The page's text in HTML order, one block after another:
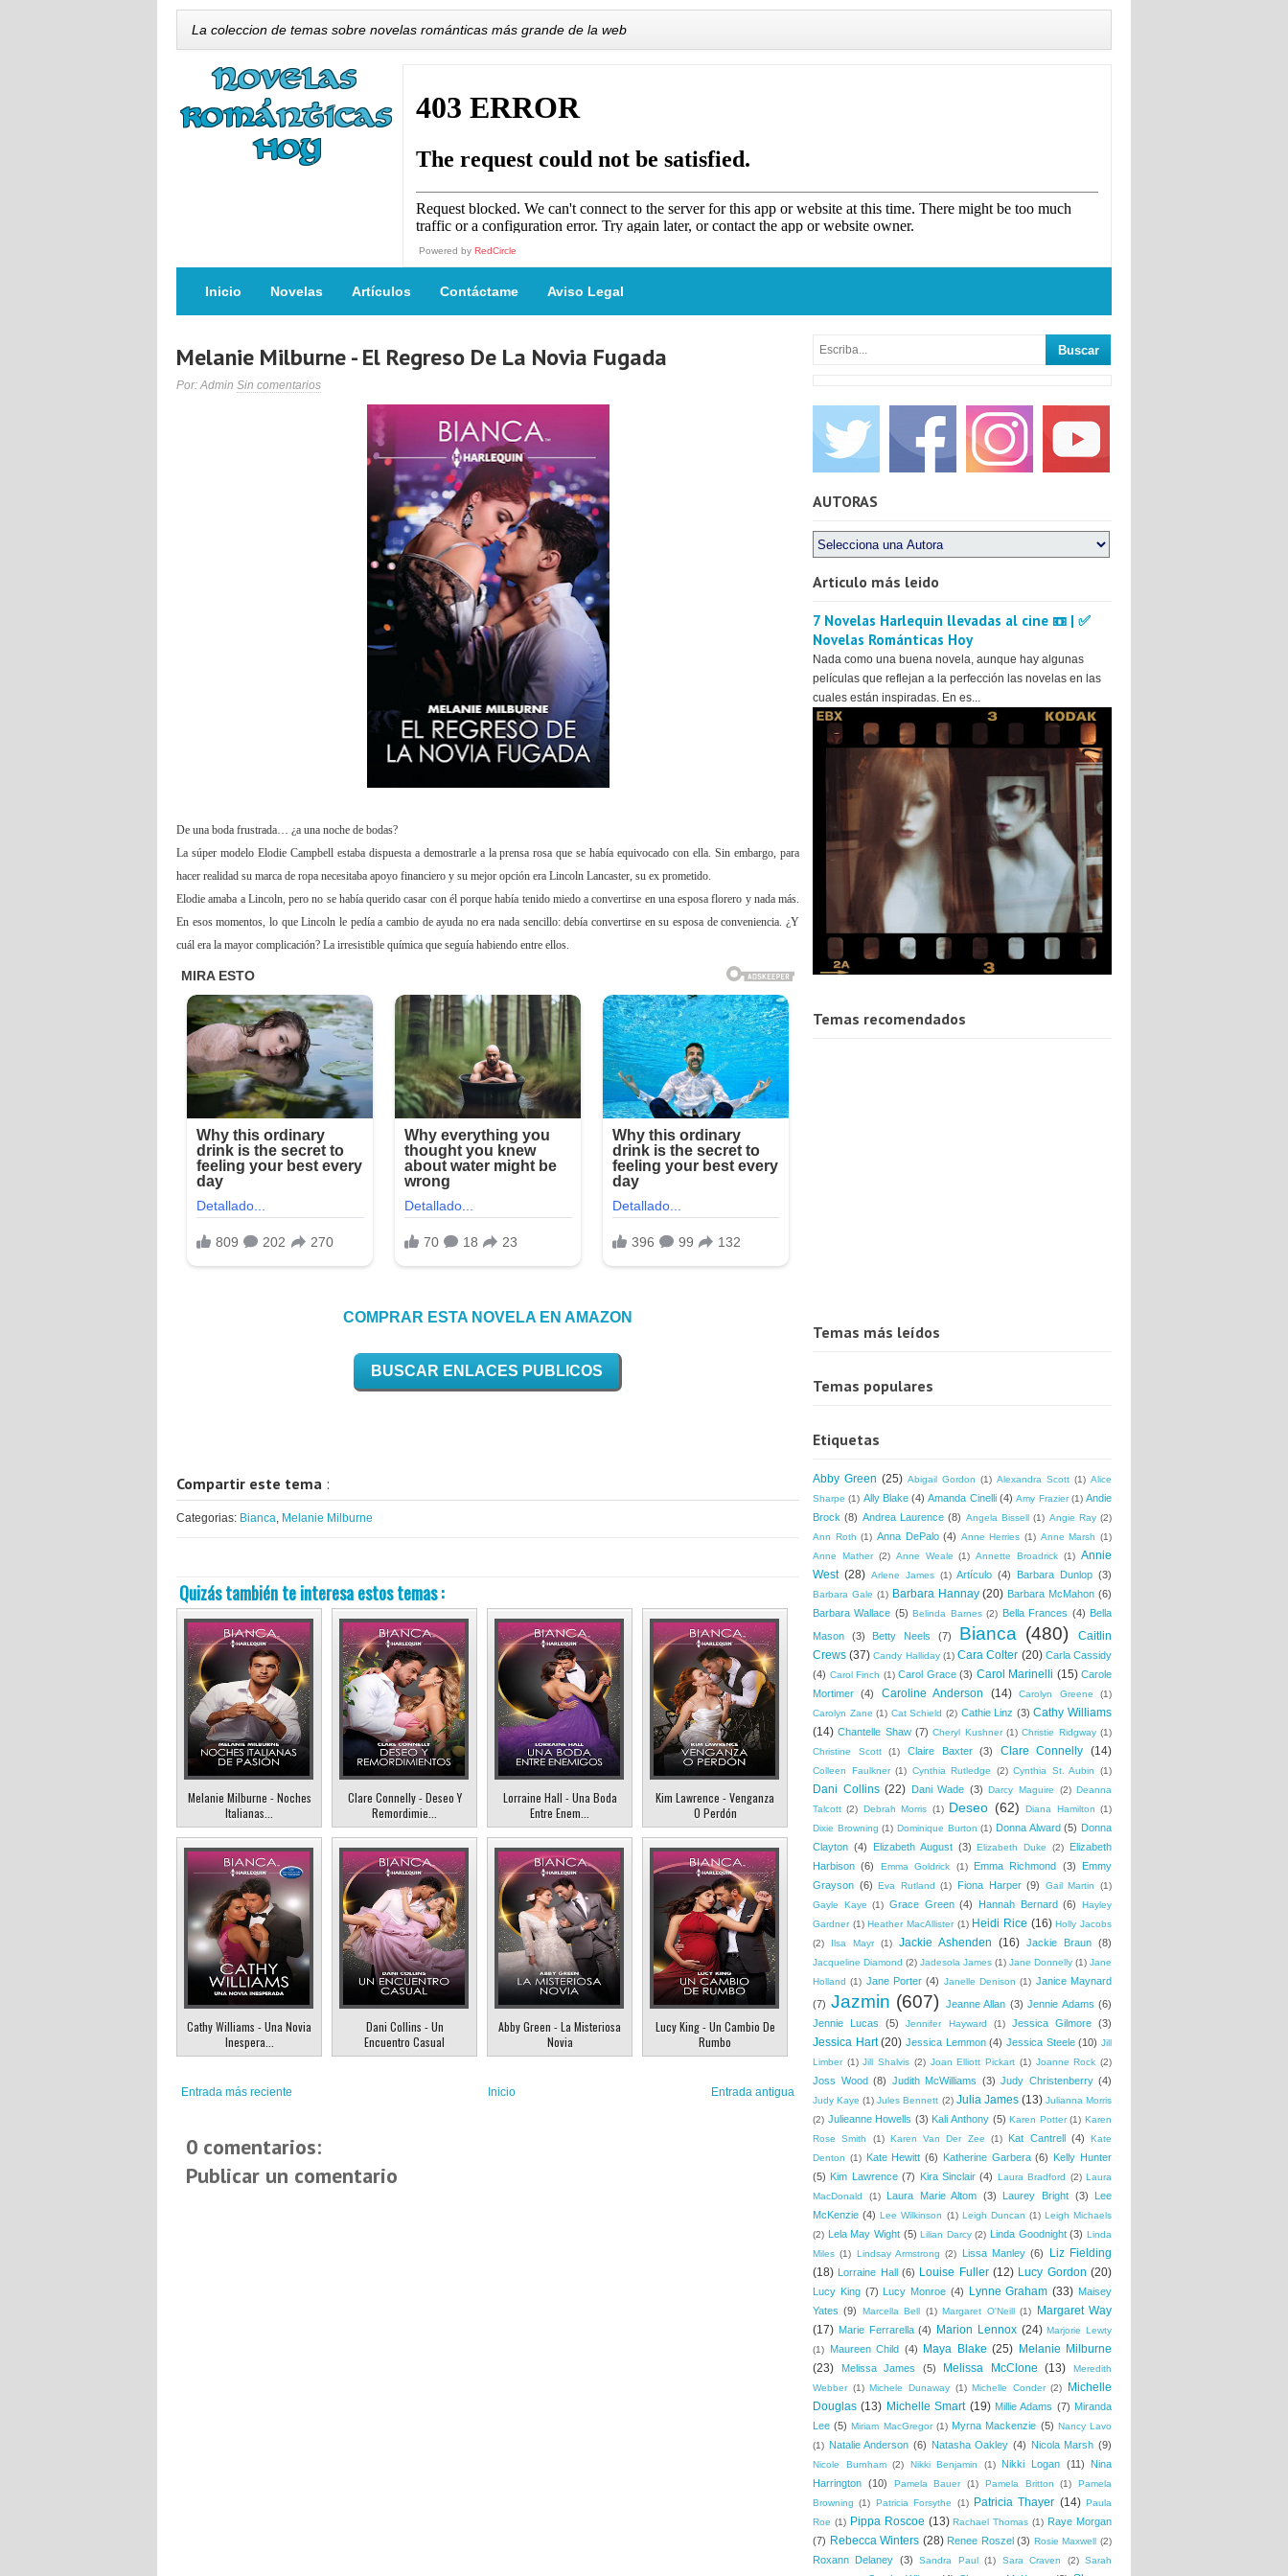
La coleccion de temas sobre novelas románticas más grande de la web
Powered by RedCircle
Inicio Novelas Artículos Contáctame Aviso Legal
Melanie Milburne - El Regreso De La Novia Fugada
Por: Admin Sin comentarios
De una boda frustrada… ¿a una noche de bodas?
La súper modelo Elodie Campbell estaba dispuesta a demostrarle a la prensa rosa que se había equivocado con ella. Sin embargo, para
hacer realidad su marca de ropa necesitaba apoyo financiero y su mejor opción era Lincoln Lancaster, su ex prometido.
Elodie amaba a Lincoln, pero no se había querido casar con él porque había tenido miedo a convertirse en una esposa florero y nada más.
En esos momentos, lo que Lincoln le pedía a cambio de ayuda no era nada sencillo: debía convertirse en su esposa de conveniencia. ¿Y
cuál era la mayor complicación? La irresistible química que seguía habiendo entre ellos.
COMPRAR ESTA NOVELA EN AMAZON
BUSCAR ENLACES PUBLICOS
Compartir este tema :
Categorias: Bianca, Melanie Milburne
Quizás también te interesa estos temas :
Melanie Milburne - Noches
Italianas...
Clare Connelly - Deseo Y
Remordimie...
Lorraine Hall - Una Boda
Entre Enem...
Kim Lawrence - Venganza
O Perdón
Cathy Williams - Una Novia
Inespera...
Dani Collins - Un
Encuentro Casual
Abby Green - La Misteriosa
Novia
Lucy King - Un Cambio De
Rumbo
Entrada más reciente Entrada antigua
Inicio
0 comentarios:
Publicar un comentario
AUTORAS
Articulo más leido
7 Novelas Harlequin llevadas al cine 📼 | ✅
Novelas Románticas Hoy
Nada como una buena novela, aunque hay algunas
películas que reflejan a la perfección las novelas en las
cuales están inspiradas. En es...
Temas recomendados
Temas más leídos
Temas populares
Etiquetas
Abby Green (25) Abigail Gordon (1) Alexandra Scott (1) Alice
Sharpe (1) Ally Blake (4) Amanda Cinelli (4) Amy Frazier (1) Andie
Brock (8) Andrea Laurence (8) Angela Bissell (1) Angie Ray (2)
Ann Roth (1) Anna DePalo (4) Anne Herries (1) Anne Marsh (1)
Anne Mather (2) Anne Weale (1) Annette Broadrick (1) Annie
West (28) Arlene James (1) Artículo (4) Barbara Dunlop (3)
Barbara Gale (1) Barbara Hannay (20) Barbara McMahon (6)
Barbara Wallace (5) Belinda Barnes (2) Bella Frances (4) Bella
Mason
(3) Betty Neels (7) Bianca (480)
Caitlin
Crews (37) Candy Halliday (1) Cara Colter (20) Carla Cassidy
(4) Carol Finch (1) Carol Grace (3) Carol Marinelli (15) Carole
Mortimer
(4) Caroline Anderson (14) Carolyn Greene
(1)
Carolyn Zane (1) Cat Schield (2) Cathie Linz (3) Cathy Williams
(14) Chantelle Shaw (7) Cheryl Kushner (1) Christie Ridgway (1)
Christine Scott
(1) Claire Baxter (3) Clare Connelly (14)
Colleen Faulkner (1) Cynthia Rutledge (2) Cynthia St. Aubin (1)
Dani Collins (22) Dani Wade (3) Darcy Maguire (2) Deanna
Talcott (2) Debrah Morris (1) Deseo (62) Diana Hamilton (1)
Dixie Browning (1) Dominique Burton (1) Donna Alward (5) Donna
Clayton (4) Elizabeth August (3) Elizabeth Duke (2)
Elizabeth
Harbison (6) Emma Goldrick (1) Emma Richmond (3)
Emmy
Grayson (6) Eva Rutland (1) Fiona Harper (9) Gail Martin
(1)
Gayle Kaye (1) Grace Green (4) Hannah Bernard (6)
Hayley
Gardner (1) Heather MacAllister (1) Heidi Rice (16) Holly Jacobs
(2)
Ilsa Mayr (1) Jackie Ashenden (16) Jackie Braun (8)
Jacqueline Diamond (2) Jadesola James (1) Jane Donnelly (1) Jane
Holland (1) Jane Porter (4) Janelle Denison (1) Janice Maynard
(7) Jazmin (607) Jeanne Allan (3) Jennie Adams (6)
Jennie Lucas
(5) Jennifer Hayward (1) Jessica Gilmore (3)
Jessica Hart (20) Jessica Lemmon (4) Jessica Steele (10) Jill
Limber (1) Jill Shalvis (2) Joan Elliott Pickart (1) Joanne Rock (2)
Joss Wood (8) Judith McWilliams (3) Judy Christenberry (4)
Judy Kaye (1) Jules Bennett (2) Julia James (13) Julianna Morris
(2) Julieanne Howells (3) Kali Anthony (5) Karen Potter (1) Karen
Rose Smith
(1) Karen Van Der Zee (1) Kat Cantrell (4)
Kate
Denton (1) Kate Hewitt (6) Katherine Garbera (6)
Kelly Hunter
(5) Kim Lawrence (7) Kira Sinclair (4) Laura Bradford (2) Laura
MacDonald
(1) Laura Marie Altom (3) Laurey Bright (3)
Lee
McKenzie (4) Lee Wilkinson (1) Leigh Duncan (1) Leigh Michaels
(2)
Lela May Wight (5) Lilian Darcy (2) Linda Goodnight (3) Linda
Miles (1) Lindsay Armstrong (2) Lissa Manley (6)
Liz Fielding
(18)
Lorraine Hall (6) Louise Fuller (12) Lucy Gordon (20)
Lucy King (7) Lucy Monroe (4) Lynne Graham (33) Maisey
Yates (9) Marcella Bell (1) Margaret O'Neill (1)
Margaret Way
(17) Marie Ferrarella (4) Marion Lennox (24) Marjorie Lewty
(1)
Maureen Child (4) Maya Blake (25) Melanie Milburne
(23)
Melissa James (5) Melissa McClone (13)
Meredith
Webber (1) Michele Dunaway (1) Michelle Conder (2)
Michelle
Douglas (13) Michelle Smart (19) Millie Adams (7) Miranda
Lee (5) Miriam MacGregor (1) Myrna Mackenzie (5) Nancy Lavo
(1) Natalie Anderson (6) Natasha Oakley (4) Nicola Marsh (9)
Nicole Burnham (2) Nikki Benjamin (1) Nikki Logan (11)
Nina
Harrington (10) Pamela Bauer (1) Pamela Britton (1)
Pamela
Browning (1) Patricia Forsythe (1) Patricia Thayer (14) Paula
Roe (1) Pippa Roscoe (13) Rachael Thomas (1) Raye Morgan
(7) Rebecca Winters (28) Renee Roszel (3) Rosie Maxwell (2)
Roxann Delaney (3) Sandra Paul (1) Sara Craven (2) Sarah